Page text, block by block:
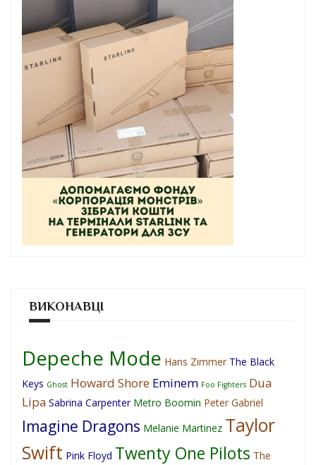
ВИКОНАВЦІ
Depeche Mode Hans Zimmer The Black
Keys Ghost Howard Shore Eminem Foo Fighters Dua
Lipa Sabrina Carpenter Metro Boomin Peter Gabriel
Imagine Dragons Melanie Martinez Taylor
Swift Pink Floyd Twenty One Pilots The